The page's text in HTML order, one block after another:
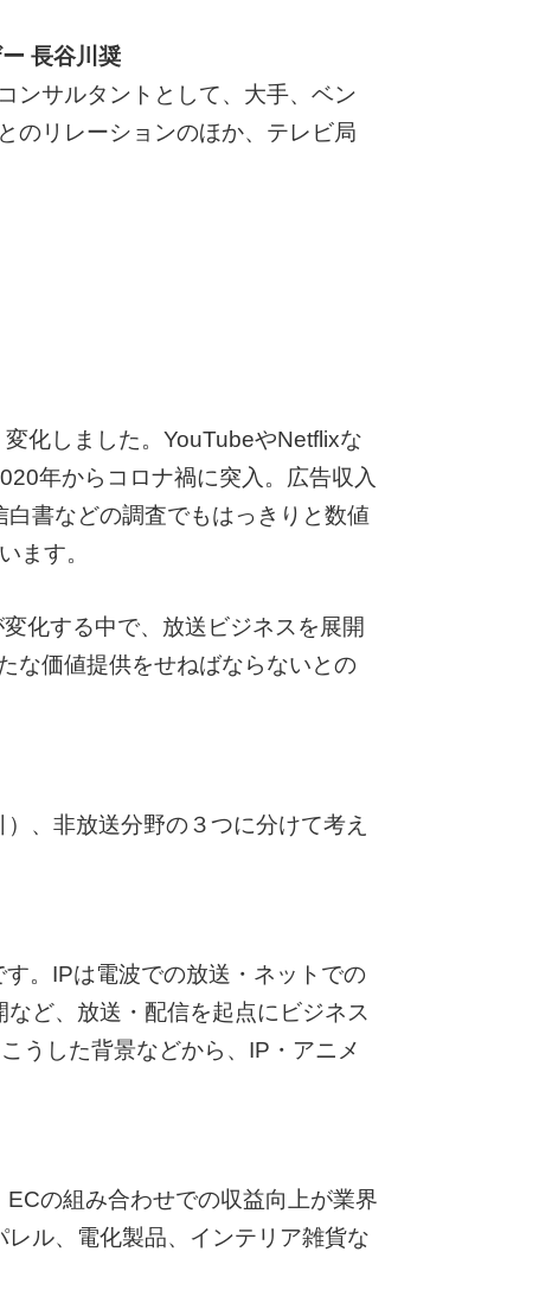
長谷川奨
ンサルタントとして、大手、ベン
のリレーションのほか、テレビ局
化しました。YouTubeやNetflixな
年からコロナ禍に突入。広告収入
書などの調査でもはっきりと数値
ます。
化する中で、放送ビジネスを展開
な価値提供をせねばならないとの
、非放送分野の３つに分けて考え
。IPは電波での放送・ネットでの
ど、放送・配信を起点にビジネス
うした背景などから、IP・アニメ
の組み合わせでの収益向上が業界
ル、電化製品、インテリア雑貨な